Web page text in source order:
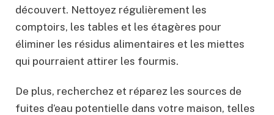
découvert. Nettoyez régulièrement les
comptoirs, les tables et les étagères pour
éliminer les résidus alimentaires et les miettes
qui pourraient attirer les fourmis.
De plus, recherchez et réparez les sources de
fuites d’eau potentielle dans votre maison, telles